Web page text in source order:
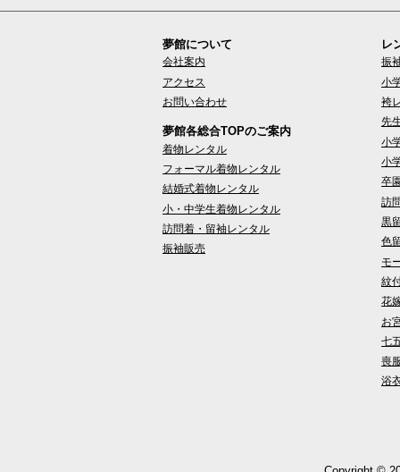
夢館について
会社案内
アクセス
お問い合わせ
夢館各総合TOPのご案内
着物レンタル
フォーマル着物レンタル
結婚式着物レンタル
小・中学生着物レンタル
訪問着・留袖レンタル
振袖販売
レ
振
小
袴
先
小
小
卒
訪
黒
色
モ
紋
花
お
七
喪
浴